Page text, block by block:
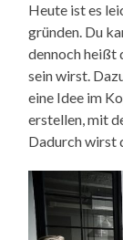
Heute ist es
gründen. Du
dennoch heißt
sein wirst.
eine Idee im
erstellen, mit
Dadurch wirst